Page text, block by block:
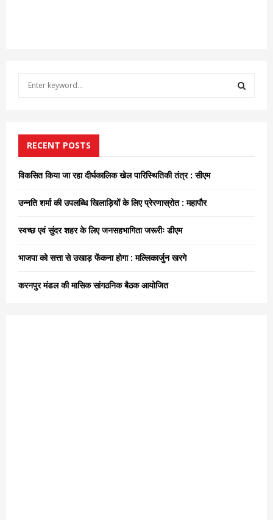
f
o
r
RECENT POSTS
विकसित किया जा रहा दीर्घकालिक खेल पारिस्थितिकी तंत्र : सीएम
उन्नति शर्मा की उपलब्धि खिलाड़ियों के लिए प्रेरणास्रोत : महापौर
स्वच्छ एवं सुंदर शहर के लिए जनसहभागिता जरूरीः डीएम
भाजपा को सत्ता से उखाड़ फेंकना होगा : मल्लिकार्जुन खरगे
करनपुर मंडल की मासिक सांगठनिक बैठक आयोजित